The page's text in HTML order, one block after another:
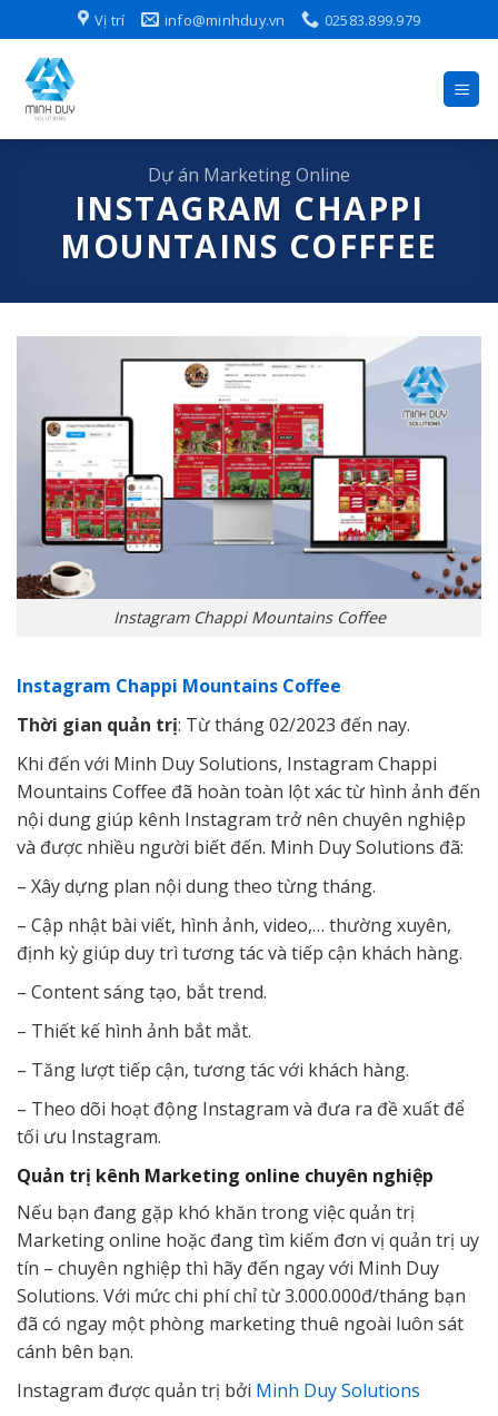
to
content
Vị trí info@minhduy.vn 02583.899.979
Dự án Marketing Online
INSTAGRAM CHAPPI
MOUNTAINS COFFFEE
Instagram Chappi Mountains Coffee
Instagram Chappi Mountains Coffee
Thời gian quản trị: Từ tháng 02/2023 đến nay.
Khi đến với Minh Duy Solutions, Instagram Chappi
Mountains Coffee đã hoàn toàn lột xác từ hình ảnh đến
nội dung giúp kênh Instagram trở nên chuyên nghiệp
và được nhiều người biết đến. Minh Duy Solutions đã:
– Xây dựng plan nội dung theo từng tháng.
– Cập nhật bài viết, hình ảnh, video,… thường xuyên,
định kỳ giúp duy trì tương tác và tiếp cận khách hàng.
– Content sáng tạo, bắt trend.
– Thiết kế hình ảnh bắt mắt.
– Tăng lượt tiếp cận, tương tác với khách hàng.
– Theo dõi hoạt động Instagram và đưa ra đề xuất để
tối ưu Instagram.
Quản trị kênh Marketing online chuyên nghiệp
Nếu bạn đang gặp khó khăn trong việc quản trị
Marketing online hoặc đang tìm kiếm đơn vị quản trị uy
tín – chuyên nghiệp thì hãy đến ngay với Minh Duy
Solutions. Với mức chi phí chỉ từ 3.000.000đ/tháng bạn
đã có ngay một phòng marketing thuê ngoài luôn sát
cánh bên bạn.
Instagram được quản trị bởi Minh Duy Solutions